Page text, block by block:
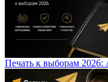
Печать к выборам 2026: